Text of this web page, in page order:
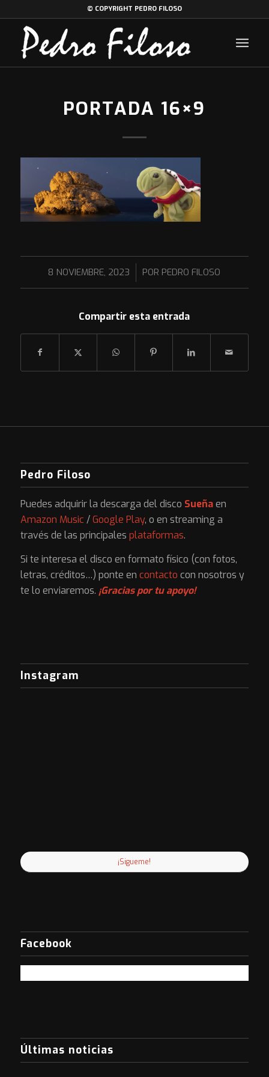
© COPYRIGHT PEDRO FILOSO
PORTADA 16×9
8 NOVIEMBRE, 2023
/ POR PEDRO FILOSO
Compartir esta entrada
Pedro Filoso
Puedes adquirir la descarga del disco Sueñaen
Amazon Music/Google Play, o en streaming a
través de las principales plataformas.
Si te interesa el disco en formato físico (con fotos,
letras, créditos…) ponte en contacto con nosotros y
te lo enviaremos. ¡Gracias por tu apoyo!
Instagram
¡Sigueme!
Facebook
Últimas noticias